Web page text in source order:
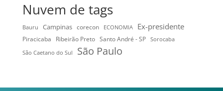
Nuvem de tags
Bauru Campinas corecon ECONOMIA Ex-presidente
Piracicaba Ribeirão Preto Santo André - SP
Sorocaba
São Caetano do Sul
São Paulo